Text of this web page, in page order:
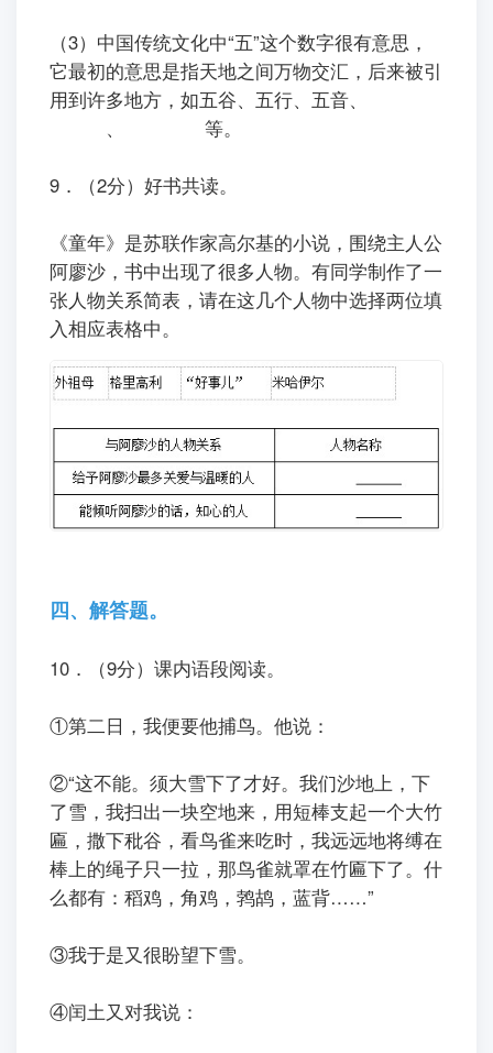
（3）中国传统文化中“五”这个数字很有意思，
它最初的意思是指天地之间万物交汇，后来被引
用到许多地方，如五谷、五行、五音、
、
等。
9．（2分）好书共读。
ㅤㅤ《童年》是苏联作家高尔基的小说，围绕主人公
阿廖沙，书中出现了很多人物。有同学制作了一
张人物关系简表，请在这几个人物中选择两位填
入相应表格中。
四、解答题。
10．（9分）课内语段阅读。
ㅤㅤ①第二日，我便要他捕鸟。他说：
ㅤㅤ②“这不能。须大雪下了才好。我们沙地上，下
了雪，我扫出一块空地来，用短棒支起一个大竹
匾，撒下秕谷，看鸟雀来吃时，我远远地将缚在
棒上的绳子只一拉，那鸟雀就罩在竹匾下了。什
么都有：稻鸡，角鸡，鹁鸪，蓝背……”
ㅤㅤ③我于是又很盼望下雪。
ㅤㅤ④闰土又对我说：